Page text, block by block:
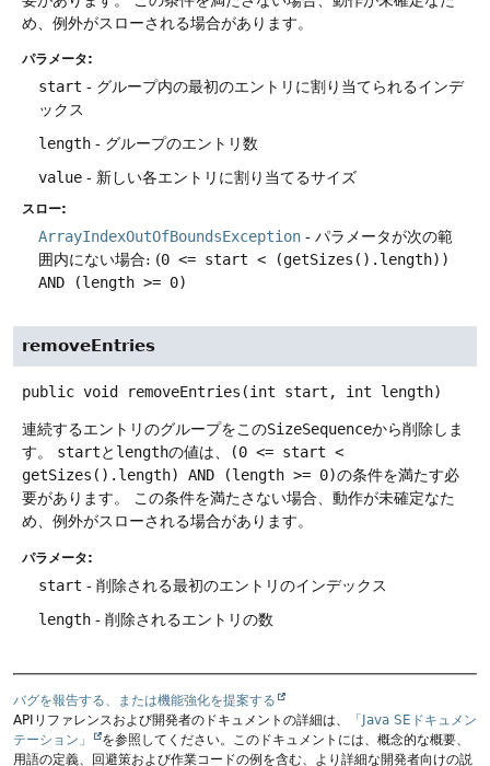
め、例外がスローされる場合があります。
パラメータ:
start - グループ内の最初のエントリに割り当てられるインデ
ックス
length - グループのエントリ数
value - 新しい各エントリに割り当てるサイズ
スロー:
ArrayIndexOutOfBoundsException - パラメータが次の範
囲内にない場合: (0 <= start < (getSizes().length))
AND (length >= 0)
removeEntries
public void removeEntries (int start, int length)
連続するエントリのグループをこのSizeSequenceから削除しま
す。
startと lengthの値は、
(0 <= start <
getSizes().length) AND (length >= 0)の条件を満たす必
要があります。
この条件を満たさない場合、動作が未確定なた
め、例外がスローされる場合があります。
パラメータ:
start - 削除される最初のエントリのインデックス
length - 削除されるエントリの数
バグを報告する、または機能強化を提案する
APIリファレンスおよび開発者のドキュメントの詳細は、
「Java SEドキュメン
テーション」
を参照してください。このドキュメントには、概念的な概要、
用語の定義、回避策および作業コードの例を含む、より詳細な開発者向けの説